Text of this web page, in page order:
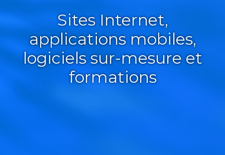
Sites Internet,
applications mobiles,
logiciels sur-mesure et
formations